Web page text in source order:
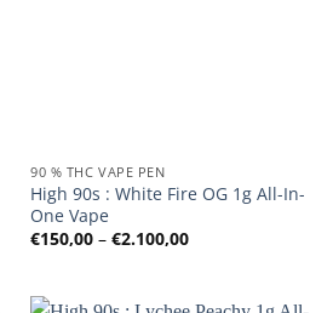
90 % THC VAPE PEN
High 90s : White Fire OG 1g All-In-
One Vape
€150,00 –€2.100,00Preisspanne: